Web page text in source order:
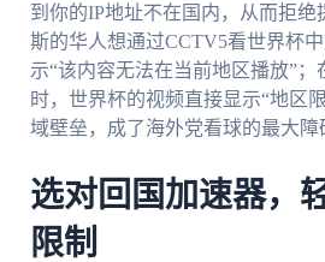
到你的IP地址不在国内，从而拒绝
斯的华人想通过CCTV5看世界杯
示“该内容无法在当前地区播放”
时，世界杯的视频直接显示“地区
域壁垒，成了海外党看球的最大障
选对回国加速器，
限制